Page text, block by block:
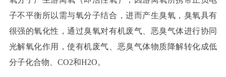
子不平衡所以需与氧分子结合，进而产生臭氧，臭氧具有
很强的氧化性，通过臭氧对有机废气、恶臭气体进行协同
光解氧化作用，使有机废气、恶臭气体物质降解转化成低
分子化合物、CO2和H2O。